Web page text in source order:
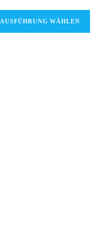
AUSFÜHRUNG WÄHLEN